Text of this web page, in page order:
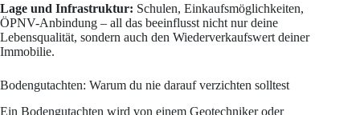
Lage und Infrastruktur: Schulen, Einkaufsmöglichkeiten,
ÖPNV-Anbindung – all das beeinflusst nicht nur deine
Lebensqualität, sondern auch den Wiederverkaufswert deiner
Immobilie.
Bodengutachten: Warum du nie darauf verzichten solltest
Ein Bodengutachten wird von einem Geotechniker oder